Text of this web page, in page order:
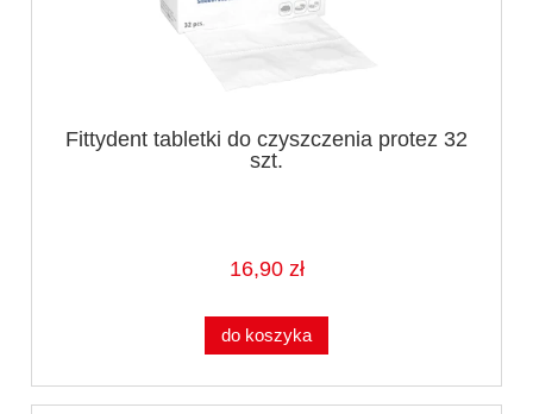
Fittydent tabletki do czyszczenia protez 32
szt.
16,90 zł
do koszyka